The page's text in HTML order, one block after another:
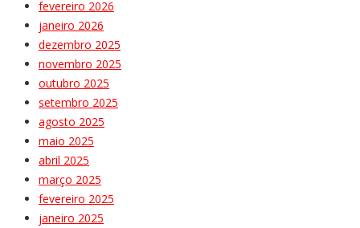
fevereiro 2026
janeiro 2026
dezembro 2025
novembro 2025
outubro 2025
setembro 2025
agosto 2025
maio 2025
abril 2025
março 2025
fevereiro 2025
janeiro 2025